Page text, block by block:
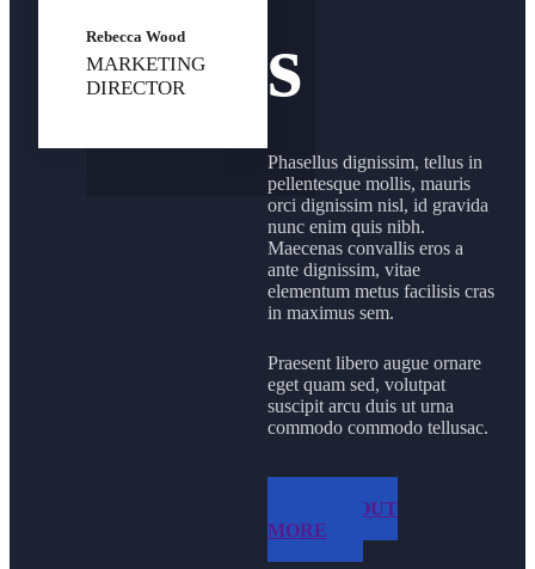
Rebecca Wood
MARKETING
DIRECTOR
s
Phasellus dignissim, tellus in
pellentesque mollis, mauris
orci dignissim nisl, id gravida
nunc enim quis nibh.
Maecenas convallis eros a
ante dignissim, vitae
elementum metus facilisis cras
in maximus sem.
Praesent libero augue ornare
eget quam sed, volutpat
suscipit arcu duis ut urna
commodo commodo tellusac.
FIND OUT
MORE